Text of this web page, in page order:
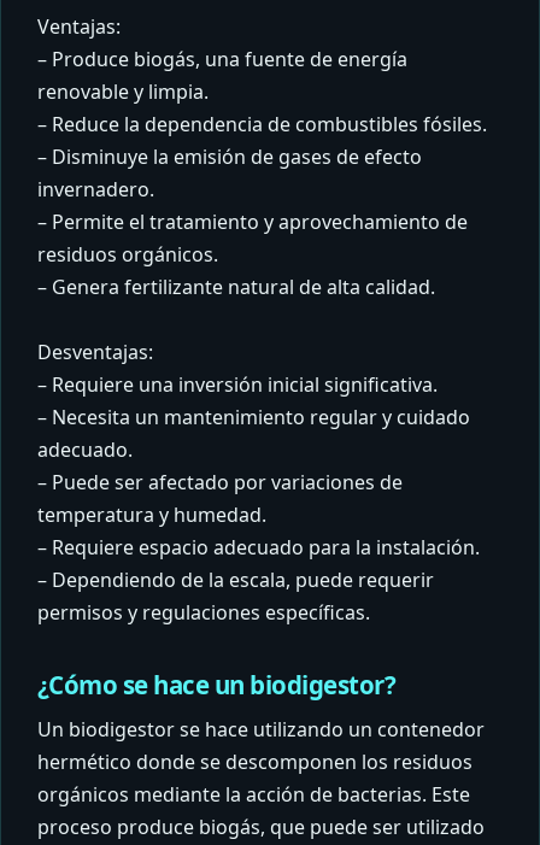
Ventajas:
– Produce biogás, una fuente de energía
renovable y limpia.
– Reduce la dependencia de combustibles fósiles.
– Disminuye la emisión de gases de efecto
invernadero.
– Permite el tratamiento y aprovechamiento de
residuos orgánicos.
– Genera fertilizante natural de alta calidad.
Desventajas:
– Requiere una inversión inicial significativa.
– Necesita un mantenimiento regular y cuidado
adecuado.
– Puede ser afectado por variaciones de
temperatura y humedad.
– Requiere espacio adecuado para la instalación.
– Dependiendo de la escala, puede requerir
permisos y regulaciones específicas.
¿Cómo se hace un biodigestor?
Un biodigestor se hace utilizando un contenedor
hermético donde se descomponen los residuos
orgánicos mediante la acción de bacterias. Este
proceso produce biogás, que puede ser utilizado